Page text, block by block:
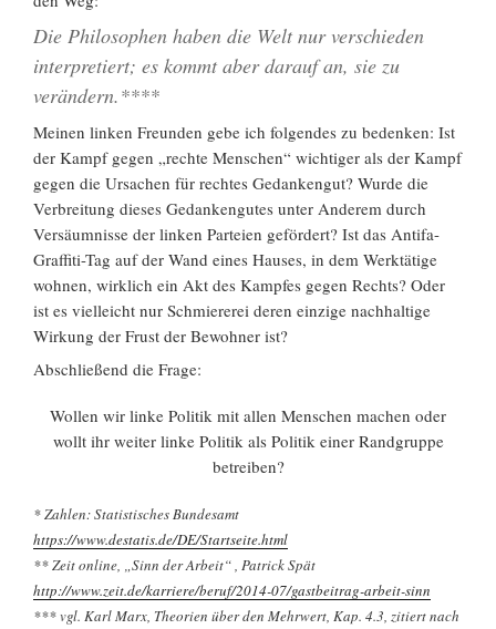
Die Philosophen haben die Welt nur verschieden
interpretiert; es kommt aber darauf an, sie zu
verändern.****
Meinen linken Freunden gebe ich folgendes zu bedenken: Ist
der Kampf gegen „rechte Menschen“ wichtiger als der Kampf
gegen die Ursachen für rechtes Gedankengut? Wurde die
Verbreitung dieses Gedankengutes unter Anderem durch
Versäumnisse der linken Parteien gefördert? Ist das Antifa-
Graffiti-Tag auf der Wand eines Hauses, in dem Werktätige
wohnen, wirklich ein Akt des Kampfes gegen Rechts? Oder
ist es vielleicht nur Schmiererei deren einzige nachhaltige
Wirkung der Frust der Bewohner ist?
Abschließend die Frage:
Wollen wir linke Politik mit allen Menschen machen oder
wollt ihr weiter linke Politik als Politik einer Randgruppe
betreiben?
* Zahlen: Statistisches Bundesamt
https://www.destatis.de/DE/Startseite.html
** Zeit online, „Sinn der Arbeit“, Patrick Spät
http://www.zeit.de/karriere/beruf/2014-07/gastbeitrag-arbeit-sinn
*** vgl. Karl Marx, Theorien über den Mehrwert, Kap. 4.3, zitiert nach